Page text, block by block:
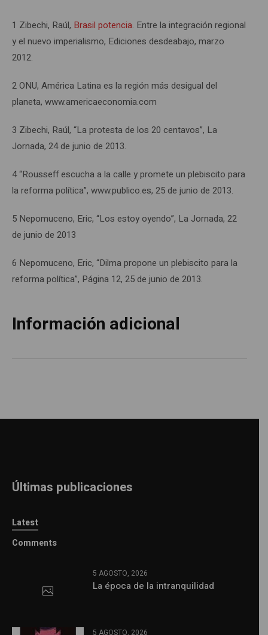
1 Zibechi, Raúl, Brasil potencia. Entre la integración regional
y el nuevo imperialismo, Ediciones desdeabajo, marzo
2012.
2 ONU, América Latina es la región más desigual del
planeta, www.americaeconomia.com
3 Zibechi, Raúl, “La protesta de los 20 centavos”, La
Jornada, 24 de junio de 2013.
4 “Rousseff escucha a la calle y promete un plebiscito para
la reforma política”, www.publico.es, 25 de junio de 2013.
5 Nepomuceno, Eric, “Los estoy oyendo”, La Jornada, 22
de junio de 2013
6 Nepomuceno, Eric, “Dilma propone un plebiscito para la
reforma política”, Página 12, 25 de junio de 2013.
Información adicional
Últimas publicaciones
Latest
Comments
5 AGOSTO, 2026
La época de la intranquilidad
5 AGOSTO, 2026